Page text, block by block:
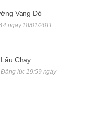
Vang Đỏ
ngày 18/01/2011
Lẩu Chay
Đăng lúc 19:59 ngày